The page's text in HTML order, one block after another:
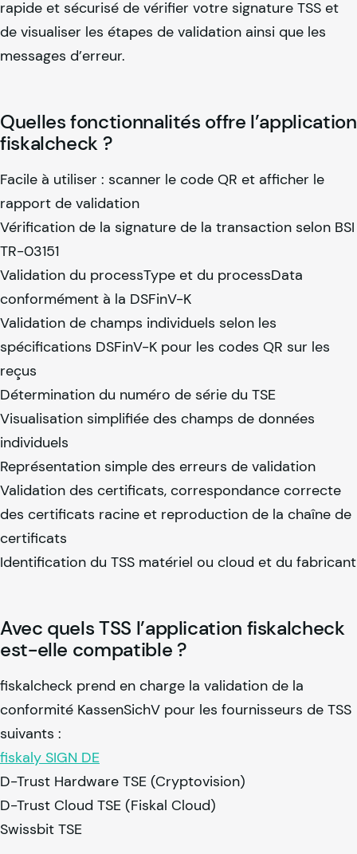
rapide et sécurisé de vérifier votre signature TSS et
de visualiser les étapes de validation ainsi que les
messages d’erreur.
Quelles fonctionnalités offre l’application
fiskalcheck ?
Facile à utiliser : scanner le code QR et afficher le
rapport de validation
Vérification de la signature de la transaction selon BSI
TR-03151
Validation du processType et du processData
conformément à la DSFinV-K
Validation de champs individuels selon les
spécifications DSFinV-K pour les codes QR sur les
reçus
Détermination du numéro de série du TSE
Visualisation simplifiée des champs de données
individuels
Représentation simple des erreurs de validation
Validation des certificats, correspondance correcte
des certificats racine et reproduction de la chaîne de
certificats
Identification du TSS matériel ou cloud et du fabricant
Avec quels TSS l’application fiskalcheck
est-elle compatible ?
fiskalcheck prend en charge la validation de la
conformité KassenSichV pour les fournisseurs de TSS
suivants :
fiskaly SIGN DE
D-Trust Hardware TSE (Cryptovision)
D-Trust Cloud TSE (Fiskal Cloud)
Swissbit TSE